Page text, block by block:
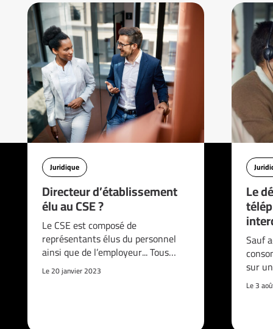
Juridique
Directeur d’établissement
élu au CSE ?
Le CSE est composé de
représentants élus du personnel
ainsi que de l’employeur... Tous…
Le 20 janvier 2023
Le
Sauf
sur
Le 3